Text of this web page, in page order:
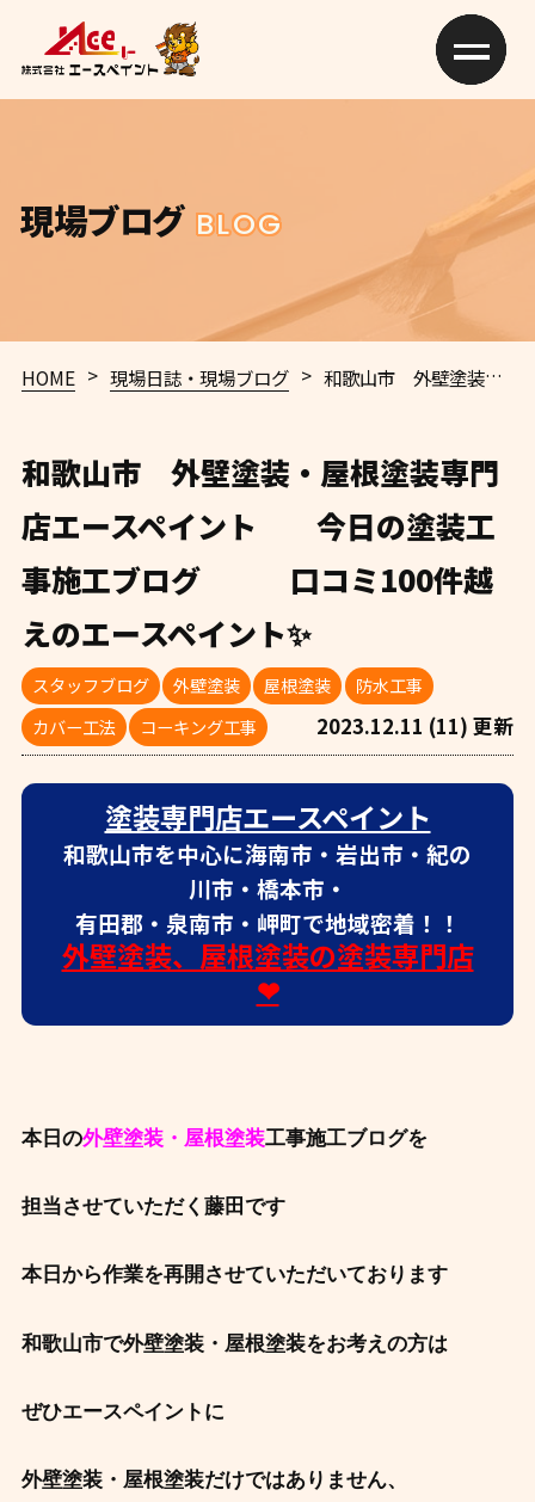
現場ブログ BLOG
HOME > 現場日誌・現場ブログ > 和歌山市 外壁塗装・屋根塗装専門店エースペイント 今日の塗装工事施工ブログ 口コミ100件越えのエースペイント✨
和歌山市 外壁塗装・屋根塗装専門
店エースペイント 今日の塗装工
事施工ブログ 口コミ100件越
えのエースペイント✨
スタッフブログ 外壁塗装 屋根塗装
防水工事
カバー工法
コーキング工事 2023.12.11 (11) 更新
塗装専門店エースペイント
和歌山市を中心に海南市・岩出市・紀の
川市・橋本市・
有田郡・泉南市・岬町で地域密着！！
外壁塗装、屋根塗装の塗装専門店
❤
本日の外壁塗装・屋根塗装工事施工ブログを
担当させていただく藤田です
本日から作業を再開させていただいております
和歌山市で外壁塗装・屋根塗装をお考えの方は
ぜひエースペイントに
外壁塗装・屋根塗装だけではありません、